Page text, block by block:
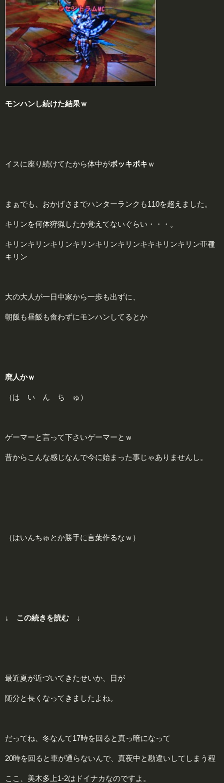
モンハンし続けた結果ｗ
イスに座り続けてたから体中がボッキボキｗ
まぁでも、おかげさまでハンターランクも110を超えました。
キリンを何体狩猟したか覚えてないぐらい・・・。
キリンキリンキリンキリンキリンキリンキキキリンキリン亜種
キリン
大の大人が一日中家から一歩も出ずに、
朝飯も昼飯も食わずにモンハンしてるとか
廃人かｗ
（は い ん ち ゅ）
ゲーマーと言って下さいゲーマーとｗ
昔からこんな感じなんで今に始まった事じゃありませんし。
（はいんちゅとか勝手に言葉作るなｗ）
↓ この続きを読む ↓
最近夏が近づいてきたせいか、日が
随分と長くなってきましたよね。
だってね、冬なんて17時を回ると真っ暗になって
20時を回ると車が通らないんで、真夜中と勘違いしてしまう程
ここ、美木多上1-2はドイナカなのですよ。